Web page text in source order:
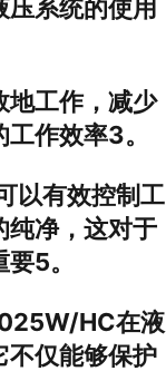
系统的使用
地工作，减少
作效率3。
以有效控制工
纯净，这对于
5。
HC在液
不仅能够保护